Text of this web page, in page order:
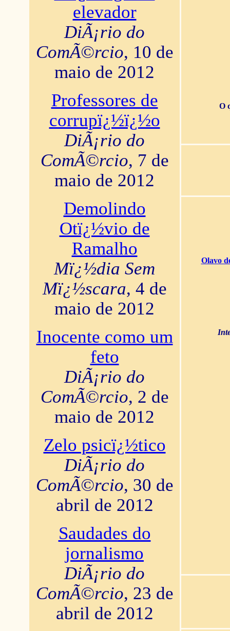
elevador
DiÃ¡rio do
ComÃ©rcio, 10 de
maio de 2012
Professores de
corrupï¿½ï¿½o
DiÃ¡rio do
ComÃ©rcio, 7 de
maio de 2012
Demolindo
Otï¿½vio de
Ramalho
Mï¿½dia Sem
Mï¿½scara, 4 de
maio de 2012
Inocente como um
feto
DiÃ¡rio do
ComÃ©rcio, 2 de
maio de 2012
Zelo psicï¿½tico
DiÃ¡rio do
ComÃ©rcio, 30 de
abril de 2012
Saudades do
jornalismo
DiÃ¡rio do
ComÃ©rcio, 23 de
abril de 2012
O
Olavo